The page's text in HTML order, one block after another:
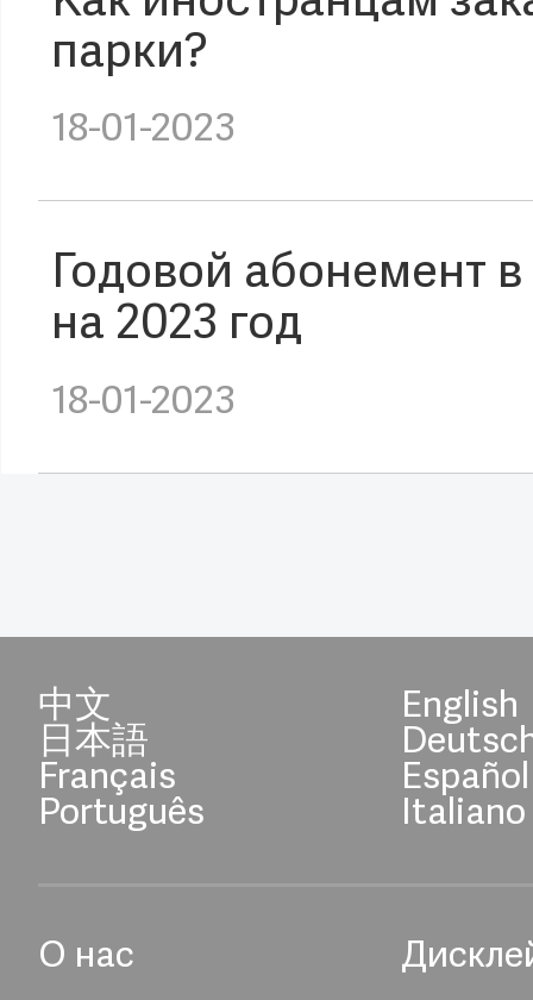
парки?
18-01-2023
Годовой абонемент
на 2023 год
18-01-2023
中文 English
日本語
Français Español
Português Italiano
О нас